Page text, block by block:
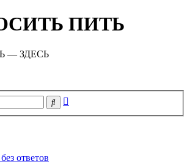
ПИТЬ
— ЗДЕСЬ
Поиск
ответов